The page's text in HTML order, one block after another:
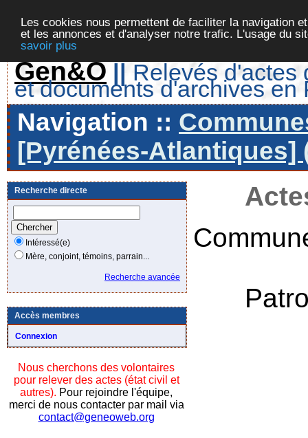
Les cookies nous permettent de faciliter la navigation
et les annonces et d'analyser notre trafic. L'usage du
savoir plus
Gen&O || Relevés d'actes
et documents d'archives en
Navigation ::
[Pyrénées-Atlantiques]
Recherche directe
Intéressé(e)
Mère, conjoint, témoins, parrain...
Recherche avancée
Accès membres
Connexion
Nous cherchons des volontaires
pour relever des actes (état civil et
autres). Pour rejoindre l'équipe,
merci de nous contacter par mail via
contact@geneoweb.org